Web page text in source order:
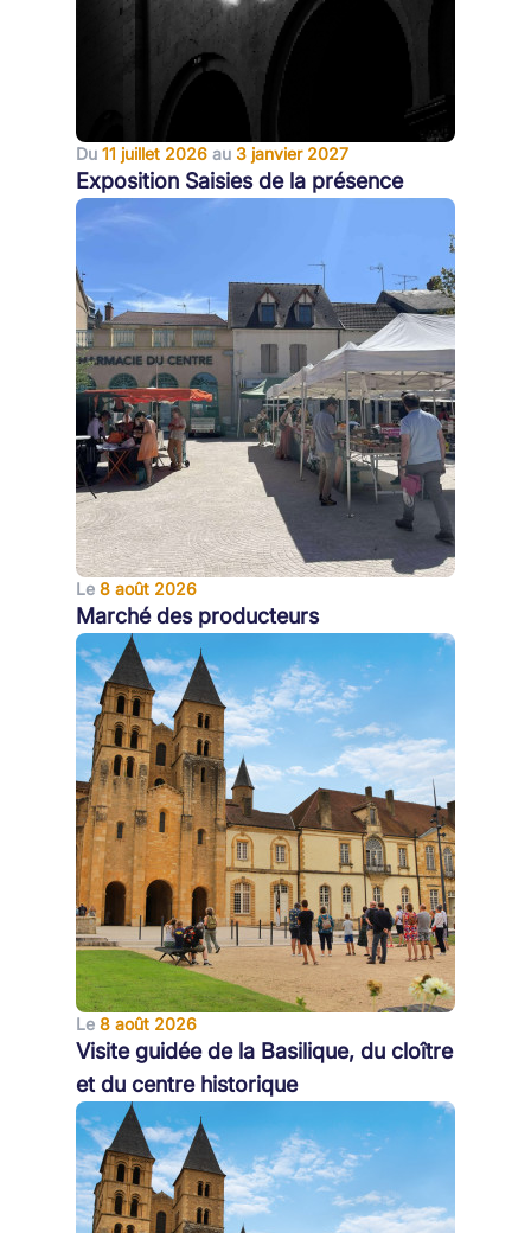
Du 11 juillet 2026 au 3 janvier 2027
Exposition Saisies de la présence
Le 8 août 2026
Marché des producteurs
Le 8 août 2026
Visite guidée de la Basilique, du cloître
et du centre historique